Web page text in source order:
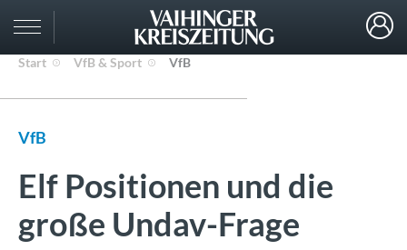
Start VfB & Sport VfB
VfB
Elf Positionen und die
große Undav-Frage